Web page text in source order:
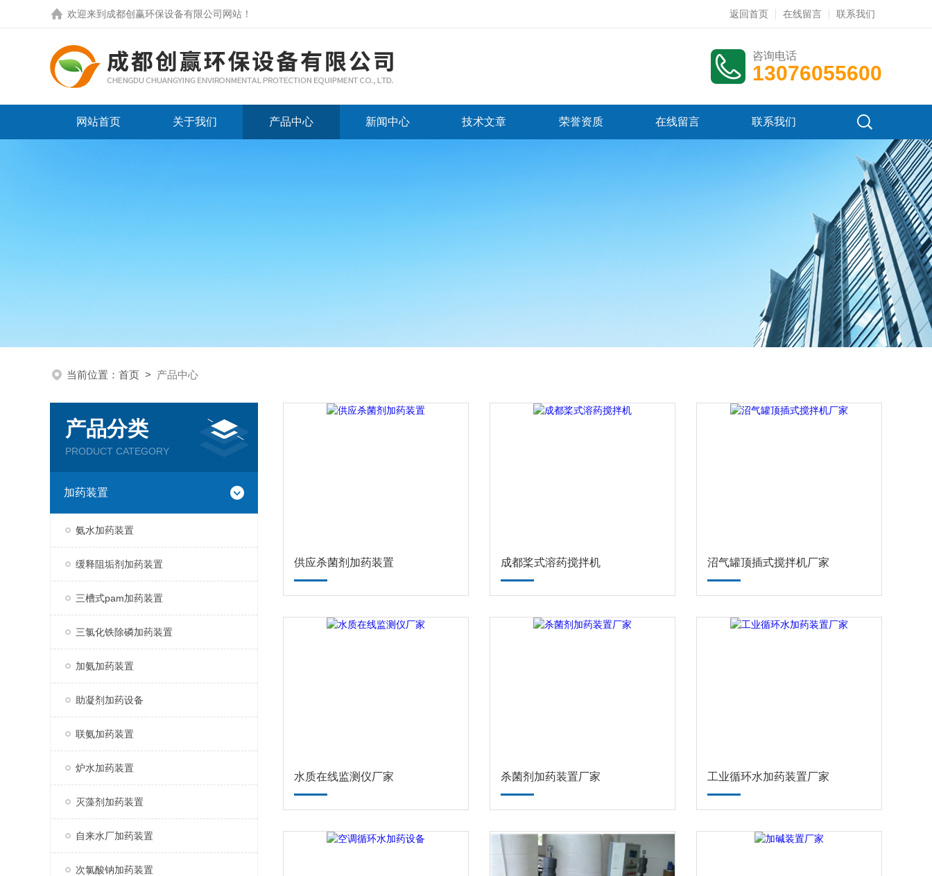
欢迎来到 成都创赢环保设备有限公司网站 ！ 返回首页 在线留言 联系我们
咨询电话
13076055600
网站首页 关于我们 产品中心 新闻中心 技术文章 荣誉资质 在线留言 联系我们
当前位置： 首页 > 产品中心
产品分类
PRODUCT CATEGORY
加药装置
氨水加药装置
缓释阻垢剂加药装置
三槽式pam加药装置
三氯化铁除磷加药装置
加氨加药装置
助凝剂加药设备
联氨加药装置
炉水加药装置
灭藻剂加药装置
自来水厂加药装置
次氯酸钠加药装置
供应杀菌剂加药装置 成都桨式溶药搅拌机 沼气罐顶插式搅拌机厂家
水质在线监测仪厂家 杀菌剂加药装置厂家 工业循环水加药装置厂家